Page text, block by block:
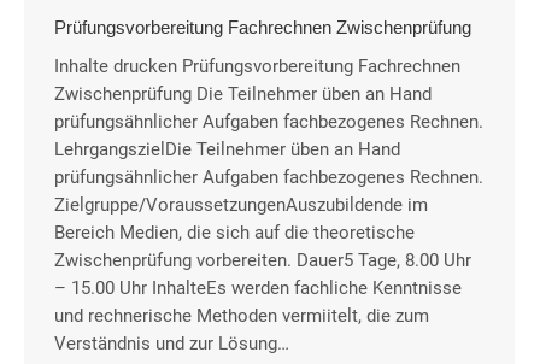
Prüfungsvorbereitung Fachrechnen Zwischenprüfung
Inhalte drucken Prüfungsvorbereitung Fachrechnen
Zwischenprüfung Die Teilnehmer üben an Hand
prüfungsähnlicher Aufgaben fachbezogenes Rechnen.
LehrgangszielDie Teilnehmer üben an Hand
prüfungsähnlicher Aufgaben fachbezogenes Rechnen.
Zielgruppe/VoraussetzungenAuszubildende im
Bereich Medien, die sich auf die theoretische
Zwischenprüfung vorbereiten. Dauer5 Tage, 8.00 Uhr
– 15.00 Uhr InhalteEs werden fachliche Kenntnisse
und rechnerische Methoden vermiitelt, die zum
Verständnis und zur Lösung…